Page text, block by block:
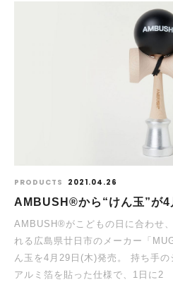
PRODUCTS 2021.04.26
AMBUSH®️から“けん玉”が4
AMBUSH®がこどもの日に合わせ
れる広島県廿日市のメーカー「
ん玉を4月29日(木)発売。 持ち手の
アルミ箔を貼った仕様で、1日に2